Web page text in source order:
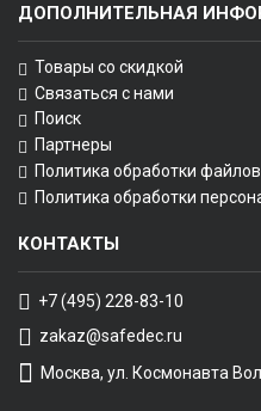
ДОПОЛНИТЕЛЬНАЯ
Товары со скидкой
Связаться с нами
Поиск
Партнеры
Политика обработки
Политика обработки
КОНТАКТЫ
+7 (495) 228-83-10
zakaz@safedec.ru
Москва, ул. Космонавта